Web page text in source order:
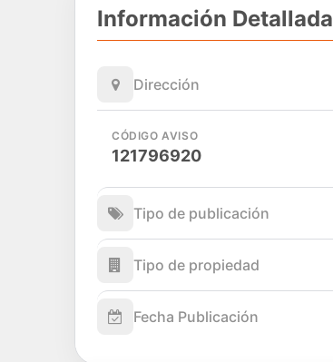
Información Detallada
Dirección
CÓDIGO AVISO
121796920
Tipo de publicación
Tipo de propiedad
Fecha Publicación